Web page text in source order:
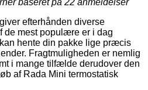
efterhånden diverse
de mest populære er i dag
hente din pakke lige præcis
Fragtmuligheden er nemlig
i mange tilfælde derudover den
af Rada Mini termostatisk